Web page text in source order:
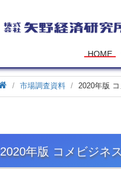
矢
野
研
究
所
HOME
市場調査資料 2020年版
2020年版 コメビジネ